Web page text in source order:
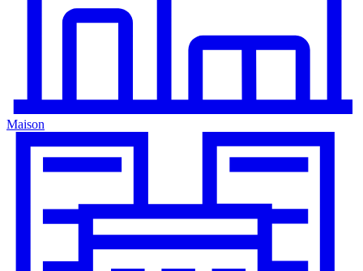
Maison